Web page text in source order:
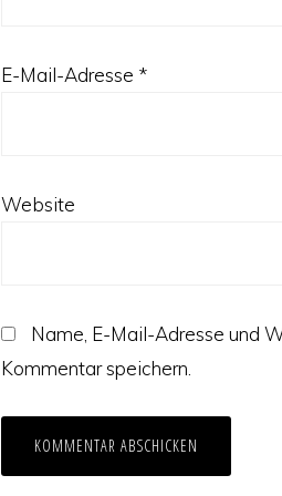
E-Mail-Adresse *
Website
Name, E-Mail-Adresse und
Kommentar speichern.